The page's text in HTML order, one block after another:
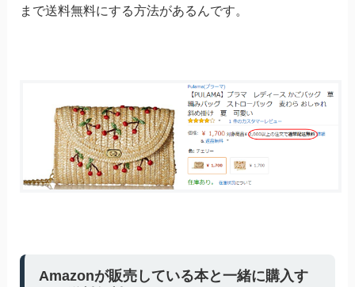
まで送料無料にする方法があるんです。
Amazonが販売している本と一緒に購入す